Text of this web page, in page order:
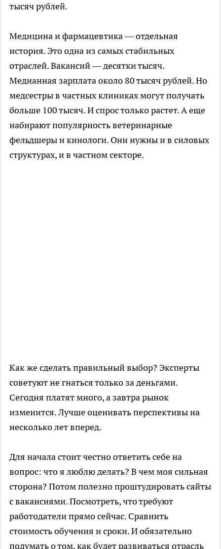
тысяч рублей.
Медицина и фармацевтика — отдельная
история. Это одна из самых стабильных
отраслей. Вакансий — десятки тысяч.
Медианная зарплата около 80 тысяч рублей. Но
медсестры в частных клиниках могут получать
больше 100 тысяч. И спрос только растет. А еще
набирают популярность ветеринарные
фельдшеры и кинологи. Они нужны и в силовых
структурах, и в частном секторе.
Как же сделать правильный выбор? Эксперты
советуют не гнаться только за деньгами.
Сегодня платят много, а завтра рынок
изменится. Лучше оценивать перспективы на
несколько лет вперед.
Для начала стоит честно ответить себе на
вопрос: что я люблю делать? В чем моя сильная
сторона? Потом полезно проштудировать сайты
с вакансиями. Посмотреть, что требуют
работодатели прямо сейчас. Сравнить
стоимость обучения и сроки. И обязательно
подумать о том, как будет развиваться отрасль